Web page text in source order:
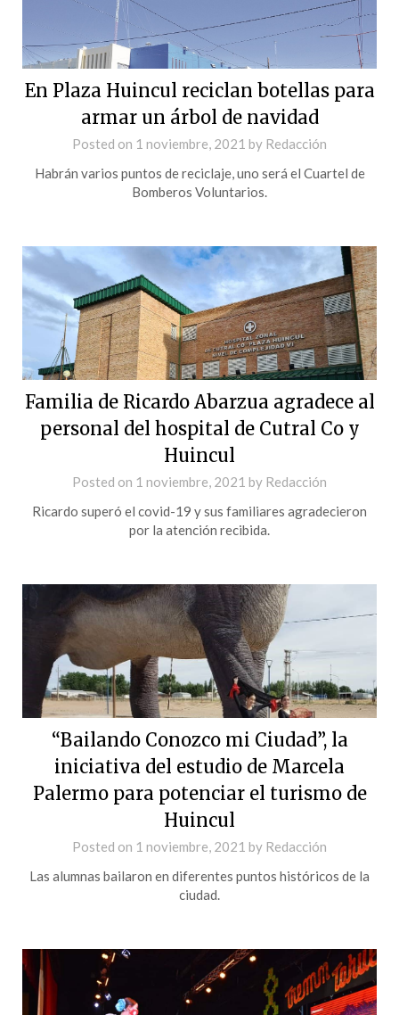
En Plaza Huincul reciclan botellas para
armar un árbol de navidad
Posted on 1 noviembre, 2021 by Redacción
Habrán varios puntos de reciclaje, uno será el Cuartel de
Bomberos Voluntarios.
Familia de Ricardo Abarzua agradece al
personal del hospital de Cutral Co y
Huincul
Posted on 1 noviembre, 2021 by Redacción
Ricardo superó el covid-19 y sus familiares agradecieron
por la atención recibida.
“Bailando Conozco mi Ciudad”, la
iniciativa del estudio de Marcela
Palermo para potenciar el turismo de
Huincul
Posted on 1 noviembre, 2021 by Redacción
Las alumnas bailaron en diferentes puntos históricos de la
ciudad.